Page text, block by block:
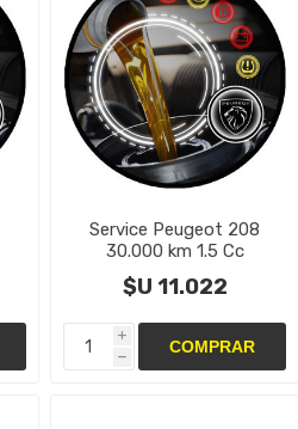
Service Peugeot 208
30.000 km 1.5 Cc
$U 11.022
i
h